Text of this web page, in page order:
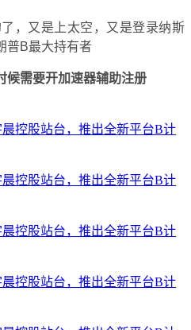
，又是上太空，又是登录纳斯
普B最大持有者
候需要开加速器辅助注册